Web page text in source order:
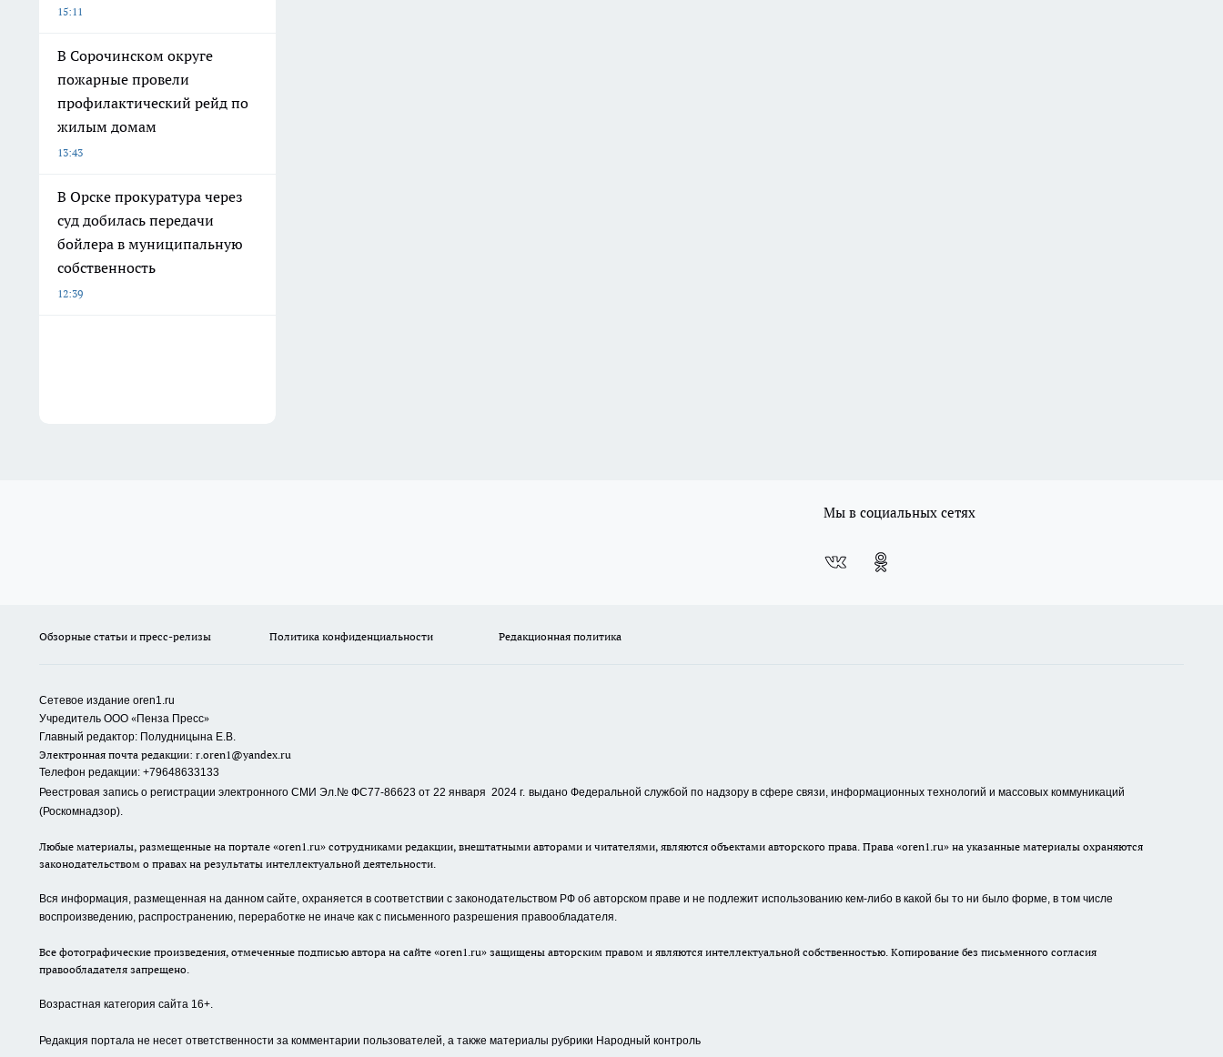
15:11
В Сорочинском округе
пожарные провели
профилактический рейд по
жилым домам
13:43
В Орске прокуратура через
суд добилась передачи
бойлера в муниципальную
собственность
12:39
Мы в социальных сетях
Обзорные статьи и пресс-релизы Политика конфиденциальности Редакционная политика
Сетевое издание oren1.ru
Учредитель ООО «Пенза Пресс»
Главный редактор: Полудницына Е.В.
Электронная почта редакции: r.oren1@yandex.ru
Телефон редакции: +79648633133
Реестровая запись о регистрации электронного СМИ Эл.№ ФС77-86623 от 22 января 2024 г. выдано Федеральной службой по надзору в сфере связи, информационных технологий и массовых коммуникаций
(Роскомнадзор).
Любые материалы, размещенные на портале «oren1.ru» сотрудниками редакции, внештатными авторами и читателями, являются объектами авторского права. Права «oren1.ru» на указанные материалы охраняются
законодательством о правах на результаты интеллектуальной деятельности.
Вся информация, размещенная на данном сайте, охраняется в соответствии с законодательством РФ об авторском праве и не подлежит использованию кем-либо в какой бы то ни было форме, в том числе
воспроизведению, распространению, переработке не иначе как с письменного разрешения правообладателя.
Все фотографические произведения, отмеченные подписью автора на сайте «oren1.ru» защищены авторским правом и являются интеллектуальной собственностью. Копирование без письменного согласия
правообладателя запрещено.
Возрастная категория сайта 16+.
Редакция портала не несет ответственности за комментарии пользователей, а также материалы рубрики Народный контроль